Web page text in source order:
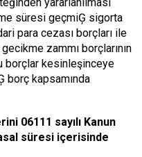
süresi geçmiĢ sigorta
para cezası borçları ile
zammı borçlarının
borçlar kesinleşinceye
borç kapsamında
06111 sayılı Kanun
süresi içerisinde